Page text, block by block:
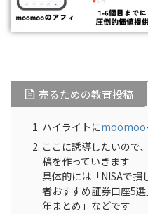
売るための教育投稿
ハイライトにmoomoo
ここに誘導したいので
稿を作っていきます
具体的には「NISAで損
者おすすめ証券口座5
年まとめ」などです